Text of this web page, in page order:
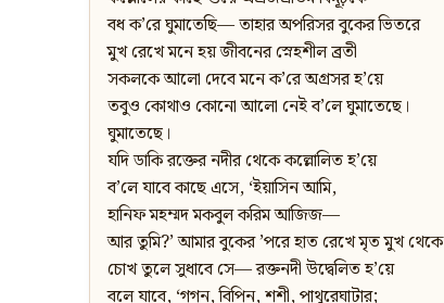
বধ ক’রে ঘুমাতেছি— তাহার অপরিসর বুকের ভিতরে
মুখ রেখে মনে হয় জীবনের স্নেহশীল ব্রতী
সকলকে আলো দেবে মনে ক’রে অগ্রসর হ’য়ে
তবুও কোথাও কোনো আলো নেই ব’লে ঘুমাতেছে।
ঘুমাতেছে।
যদি ডাকি রক্তের নদীর থেকে কল্লোলিত হ’য়ে
ব’লে যাবে কাছে এসে, ‘ইয়াসিন আমি,
হানিফ মহম্মদ মকবুল করিম আজিজ—
আর তুমি?’ আমার বুকের ’পরে হাত রেখে মৃত মুখ থেকে
চোখ তুলে সুধাবে সে— রক্তনদী উদ্বেলিত হ’য়ে
বলে যাবে, ‘গগন, বিপিন, শশী, পাথুরেঘাটার;